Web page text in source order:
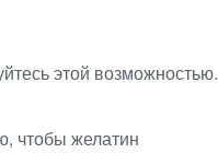
этой возможностью.
чтобы желатин